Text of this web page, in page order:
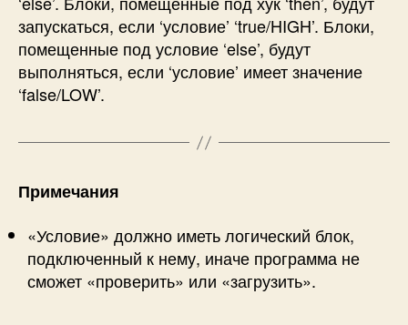
запускаться, если ‘условие’ ‘true/HIGH’. Блоки,
помещенные под условие ‘else’, будут
выполняться, если ‘условие’ имеет значение
‘false/LOW’.
Примечания
«Условие» должно иметь логический блок,
подключенный к нему, иначе программа не
сможет «проверить» или «загрузить».